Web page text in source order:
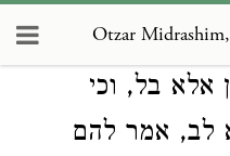
בלמ"ד? כדי
אלא בל, וכי
לב, אמר להם